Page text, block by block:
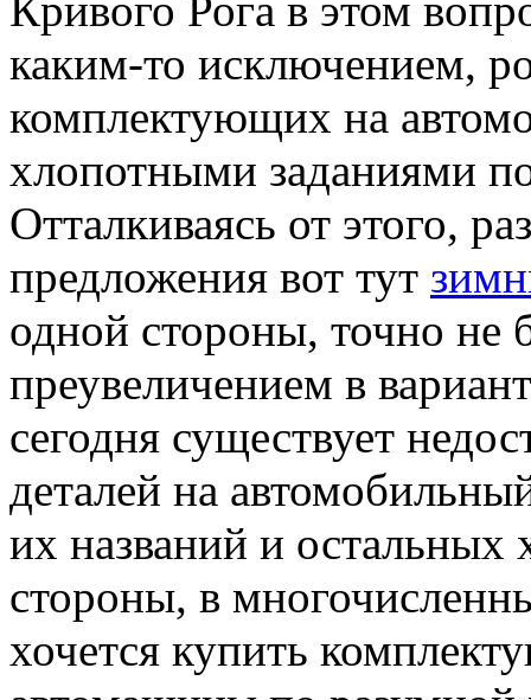
каким-то исключением,
комплектующих на
хлопотными заданиями
Отталкиваясь от этого,
предложения вот тут
одной стороны, точно не
преувеличением в
сегодня существует
деталей на
их названий и остальных
стороны, в
хочется купить